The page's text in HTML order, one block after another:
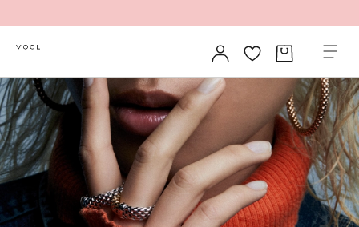
Rolex Certified Pre-Owned entdecken
Neu bei Vogl: Uhren von Grand Seiko